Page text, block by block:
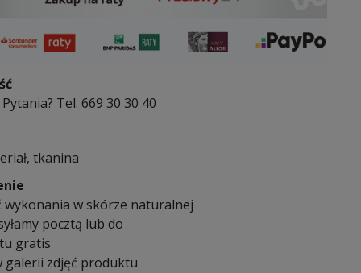
Tel. 669 30 30 40
tkanina
wykonania w skórze naturalnej
pocztą lub do
gratis
galerii zdjęć produktu